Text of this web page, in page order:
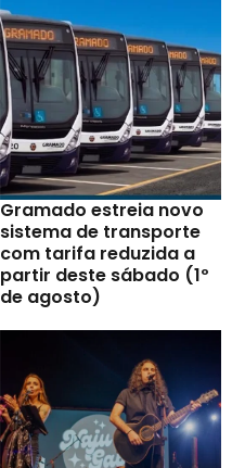
Gramado estreia novo
sistema de transporte
com tarifa reduzida a
partir deste sábado (1º
de agosto)